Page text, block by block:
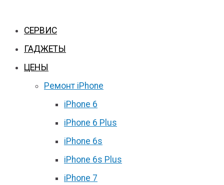
СЕРВИС
ГАДЖЕТЫ
ЦЕНЫ
Ремонт iPhone
iPhone 6
iPhone 6 Plus
iPhone 6s
iPhone 6s Plus
iPhone 7